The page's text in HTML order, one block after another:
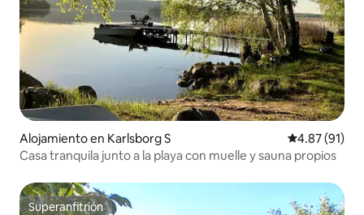
Alojamiento en Karlsborg S Calificación
4.87 (91)
Casa tranquila junto a la playa con muelle y sauna propios
Superanfitrión